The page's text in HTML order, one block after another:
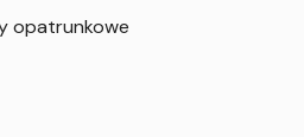
opatrunkowe